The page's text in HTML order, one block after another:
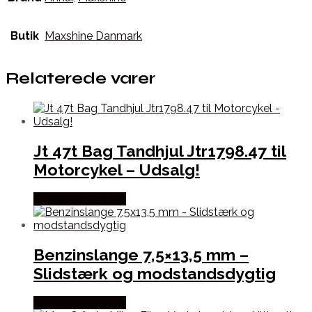
Butik Maxshine Danmark
Relaterede varer
Jt 47t Bag Tandhjul Jtr1798.47 til
Motorcykel – Udsalg!
Benzinslange 7,5×13,5 mm –
Slidstærk og modstandsdygtig